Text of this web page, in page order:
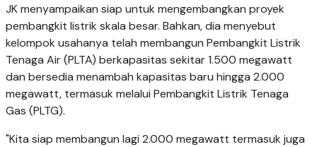
JK menyampaikan siap untuk mengembangkan proyek
pembangkit listrik skala besar. Bahkan, dia menyebut
kelompok usahanya telah membangun Pembangkit Listrik
Tenaga Air (PLTA) berkapasitas sekitar 1.500 megawatt
dan bersedia menambah kapasitas baru hingga 2.000
megawatt, termasuk melalui Pembangkit Listrik Tenaga
Gas (PLTG).
"Kita siap membangun lagi 2.000 megawatt termasuk juga